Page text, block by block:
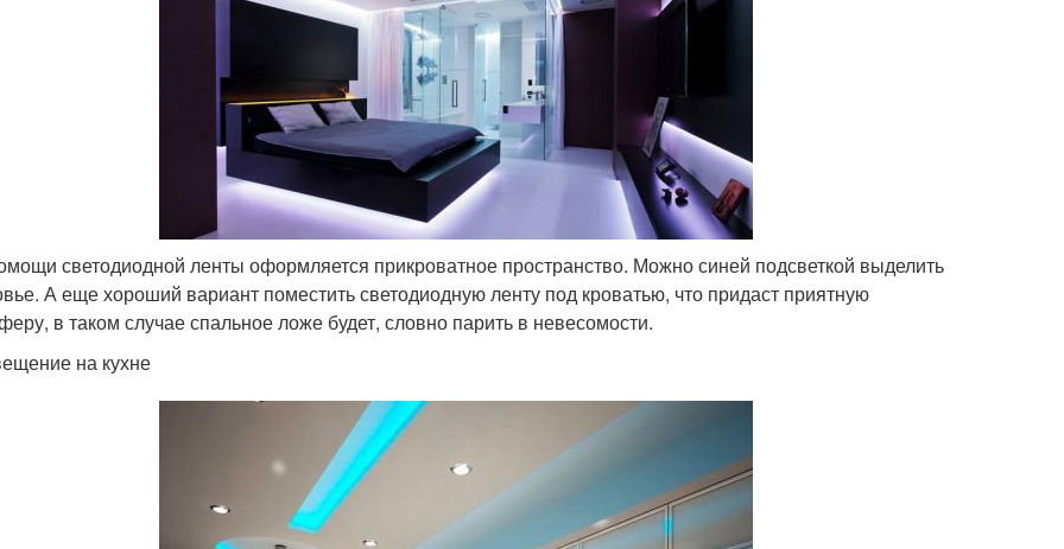
светодиодной ленты оформляется прикроватное пространство. Можно синей подсветкой выделить
А еще хороший вариант поместить светодиодную ленту под кроватью, что придаст приятную
в таком случае спальное ложе будет, словно парить в невесомости.
на кухне